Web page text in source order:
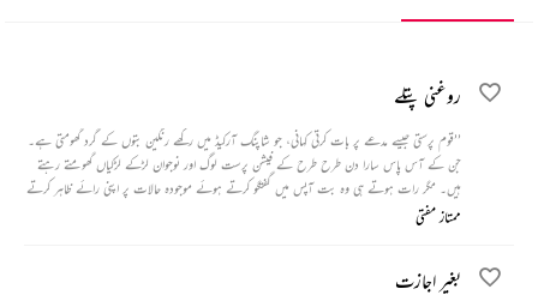
روغنی پتلے
’’قوم پرستی جیسے مدعے پر بات کرتی کہانی، جو شاپنگ آرکیڈ میں رکھے رنگین بتوں کے گرد گھومتی ہے۔
جن کے آس پاس سارا دن طرح طرح کے فیشن پرست لوگ اور نوجوان لڑکے لڑکیاں گھومتے رہتے
ہیں۔ مگر رات ہوتے ہی وہ بت آپس میں گفتگو کرتے ہوئے موجودہ حالات پر اپنی رائے ظاہر کرتے
ہیں۔ صبح میں آرکیڈ کا مالک آتا ہے اور وہ کاریگروں کو پورے شاپنگ سینٹر اور تمام بتوں کو پاکستانی
ممتاز مفتی
بغیر اجازت